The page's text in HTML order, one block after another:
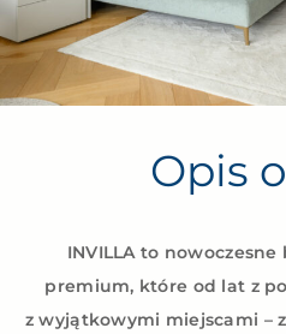
Opis
INVILLA to
premium, które od lat z
z wyjątkowymi miejscami –